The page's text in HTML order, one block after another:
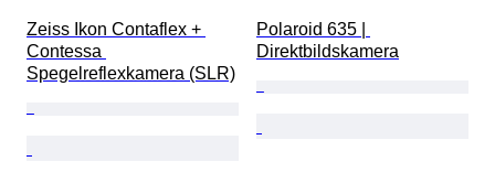
Zeiss Ikon Contaflex +
Contessa
Spegelreflexkamera (SLR)
Polaroid 635 |
Direktbildskamera